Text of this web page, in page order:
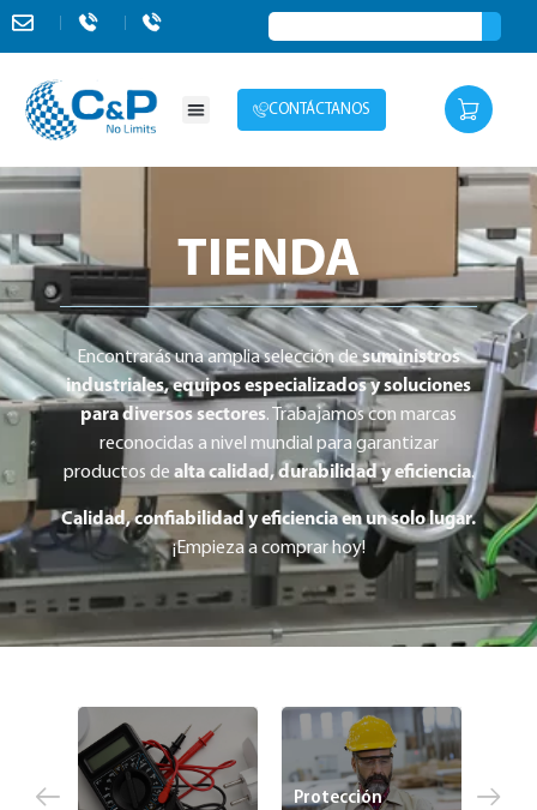
CONTÁCTANOS
TIENDA
Encontrarás una amplia selección desuministros
industriales, equipos especializados y soluciones
para diversos sectores. Trabajamos con marcas
reconocidas a nivel mundial para garantizar
productos de alta calidad, durabilidad y eficiencia.
Calidad, confiabilidad y eficiencia en un solo lugar.
¡Empieza a comprar hoy!
Protección